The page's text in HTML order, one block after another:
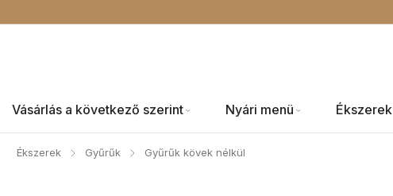
Vásárlás a következő szerint Nyári menü Ékszerek
Ékszerek / Gyűrűk / Gyűrűk kövek nélkül